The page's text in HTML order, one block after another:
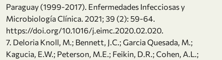
Paraguay (1999-2017). Enfermedades Infecciosas y
Microbiología Clínica. 2021; 39 (2): 59-64.
https://doi.org/10.1016/j.eimc.2020.02.020.
7. Deloria Knoll, M.; Bennett, J.C.; Garcia Quesada, M.;
Kagucia, E.W.; Peterson, M.E.; Feikin, D.R.; Cohen, A.L.;